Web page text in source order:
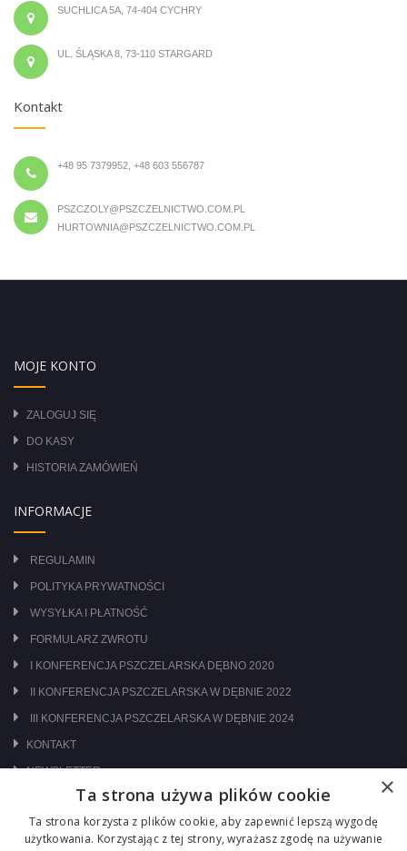
SUCHLICA 5A, 74-404 CYCHRY
UL. ŚLĄSKA 8, 73-110 STARGARD
Kontakt
+48 95 7379952, +48 603 556787
PSZCZOLY@PSZCZELNICTWO.COM.PL
HURTOWNIA@PSZCZELNICTWO.COM.PL
MOJE KONTO
ZALOGUJ SIĘ
DO KASY
HISTORIA ZAMÓWIEŃ
INFORMACJE
REGULAMIN
POLITYKA PRYWATNOŚCI
WYSYŁKA I PŁATNOŚĆ
FORMULARZ ZWROTU
I KONFERENCJA PSZCZELARSKA DĘBNO 2020
II KONFERENCJA PSZCZELARSKA W DĘBNIE 2022
III KONFERENCJA PSZCZELARSKA W DĘBNIE 2024
KONTAKT
NEWSLETTER
ODWIEDŹ NAS NA:
×
Ta strona używa plików cookie
Ta strona korzysta z plików cookie, aby zapewnić lepszą wygodę
użytkowania. Korzystając z tej strony, wyrażasz zgodę na używanie